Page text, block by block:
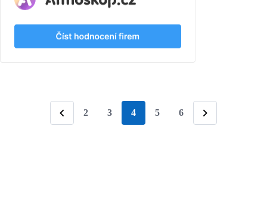
Předchozí
2 3 stránka
4 5 6
Následující